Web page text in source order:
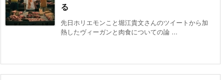
る
先日ホリエモンこと堀江貴文さんのツイートから加
熱したヴィーガンと肉食についての論 ...